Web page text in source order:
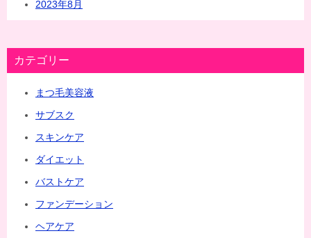
2023年8月
カテゴリー
まつ毛美容液
サブスク
スキンケア
ダイエット
バストケア
ファンデーション
ヘアケア